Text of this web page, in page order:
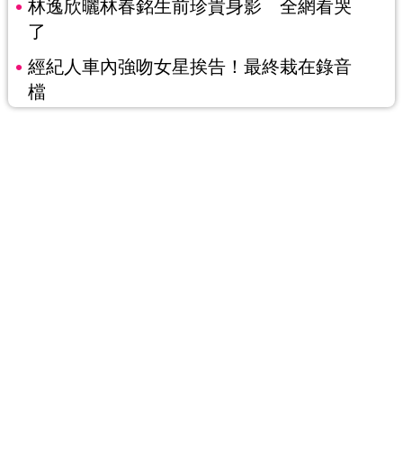
林逸欣曬林春銘生前珍貴身影 全網看哭
了
經紀人車內強吻女星挨告！最終栽在錄音
檔